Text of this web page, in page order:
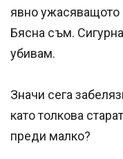
явно ужасяващото
Бясна съм.
убивам.
Значи сега
като толкова
преди малко?